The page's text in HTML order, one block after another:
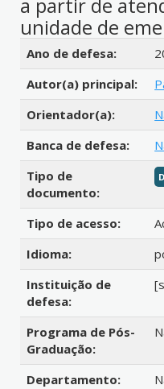
a partir de
unidade de
Detalhes bibliográficos
Ano de defesa:
Autor(a) principal:
Orientador(a):
Banca de defesa:
Tipo de
documento:
Tipo de acesso:
Idioma:
Instituição de
defesa:
Programa de Pós-
Graduação:
Departamento: